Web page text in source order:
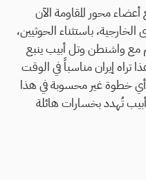
محور المقاومة الآن
باستثناء الحوثيين،
مع واشنطن وتل أبيب ينبع
تراه إيران مناسباً في الوقت
أي خطوة غير محسوبة في هذا
تُهدد بخسارات هائلة